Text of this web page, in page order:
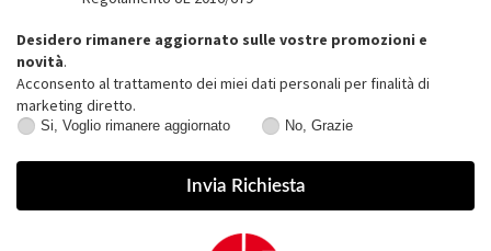
Desidero rimanere aggiornato sulle vostre promozioni e
novità.
Acconsento al trattamento dei miei dati personali per finalità di
marketing diretto.
Voglio
Si, Voglio rimanere aggiornato
Grazie
No, Grazie